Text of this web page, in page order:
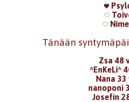
Tänään
Zsa 48
^EnKeLi^
Nana 33
nanoponi
Josefín